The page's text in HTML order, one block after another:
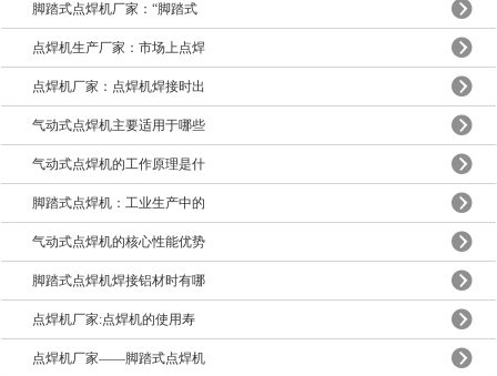
脚踏式点焊机厂家：“脚踏式
点焊机生产厂家：市场上点焊
点焊机厂家：点焊机焊接时出
气动式点焊机主要适用于哪些
气动式点焊机的工作原理是什
脚踏式点焊机：工业生产中的
气动式点焊机的核心性能优势
脚踏式点焊机焊接铝材时有哪
点焊机厂家:点焊机的使用寿
点焊机厂家——脚踏式点焊机